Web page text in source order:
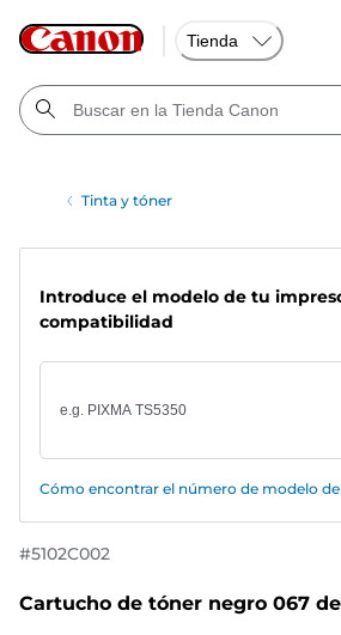
Tienda
Tinta y tóner
Introduce el modelo de tu
compatibilidad
Cómo encontrar el número de modelo
#5102C002
Cartucho de tóner negro 067